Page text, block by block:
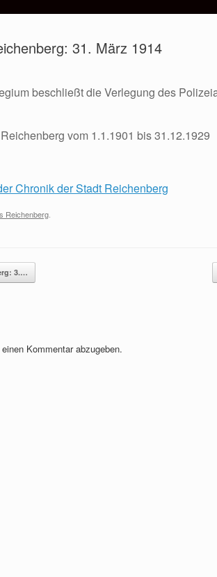
31. März 1914
beschließt die Verlegung des
vom 1.1.1901 bis 31.12.1929
Chronik der Stadt Reichenberg
Reichenberg
3.…
Kommentar abzugeben.